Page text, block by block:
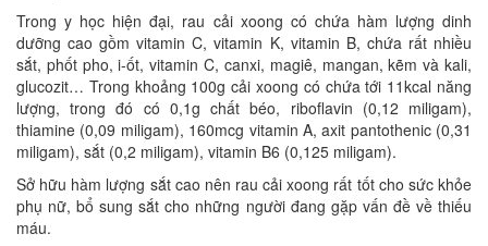
Trong y học hiện đại, rau cải xoong có chứa hàm lượng dinh
dưỡng cao gồm vitamin C, vitamin K, vitamin B, chứa rất nhiều
sắt, phốt pho, i-ốt, vitamin C, canxi, magiê, mangan, kẽm và kali,
glucozit… Trong khoảng 100g cải xoong có chứa tới 11kcal năng
lượng, trong đó có 0,1g chất béo, riboflavin (0,12 miligam),
thiamine (0,09 miligam), 160mcg vitamin A, axit pantothenic (0,31
miligam), sắt (0,2 miligam), vitamin B6 (0,125 miligam).
Sở hữu hàm lượng sắt cao nên rau cải xoong rất tốt cho sức khỏe
phụ nữ, bổ sung sắt cho những người đang gặp vấn đề về thiếu
máu.